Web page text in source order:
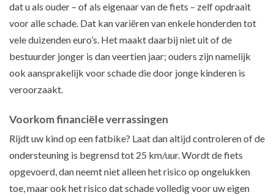
dat u als ouder – of als eigenaar van de fiets – zelf opdraait
voor alle schade. Dat kan variëren van enkele honderden tot
vele duizenden euro’s. Het maakt daarbij niet uit of de
bestuurder jonger is dan veertien jaar; ouders zijn namelijk
ook aansprakelijk voor schade die door jonge kinderen is
veroorzaakt.
Voorkom financiële verrassingen
Rijdt uw kind op een fatbike? Laat dan altijd controleren of de
ondersteuning is begrensd tot 25 km/uur. Wordt de fiets
opgevoerd, dan neemt niet alleen het risico op ongelukken
toe, maar ook het risico dat schade volledig voor uw eigen